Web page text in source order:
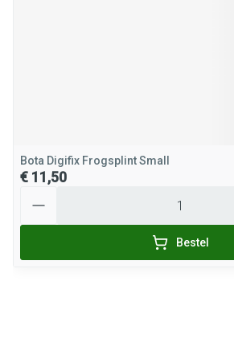
Bota Digifix Frogsplint Small
€ 11,50
Bestel